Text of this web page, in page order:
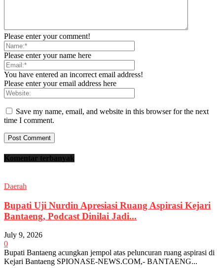
Please enter your comment!
Please enter your name here
You have entered an incorrect email address!
Please enter your email address here
Save my name, email, and website in this browser for the next
time I comment.
Komentar terbanyak
Daerah
Bupati Uji Nurdin Apresiasi Ruang Aspirasi Kejari
Bantaeng, Podcast Dinilai Jadi...
July 9, 2026
0
Bupati Bantaeng acungkan jempol atas peluncuran ruang aspirasi di
Kejari Bantaeng SPIONASE-NEWS.COM,- BANTAENG...